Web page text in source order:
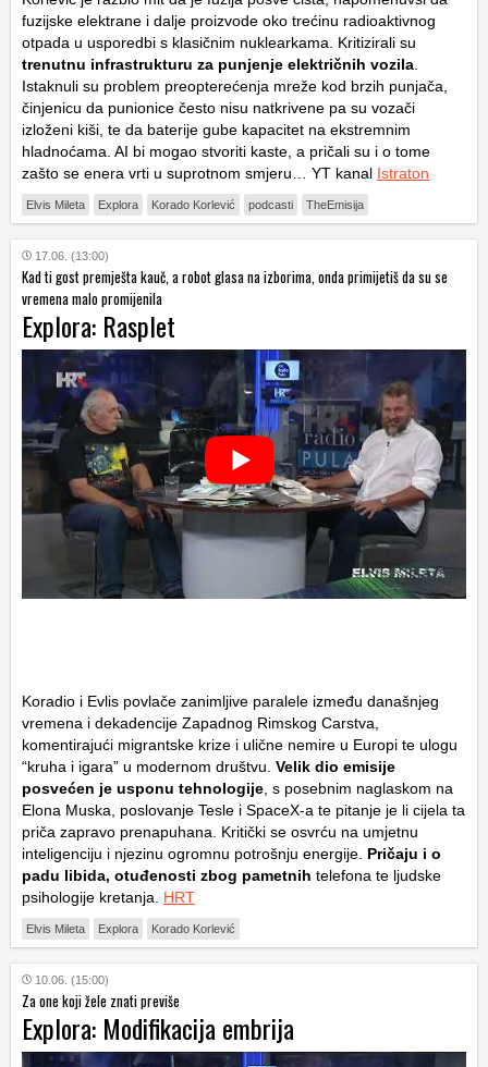
fuzijske elektrane i dalje proizvode oko trećinu radioaktivnog
otpada u usporedbi s klasičnim nuklearkama. Kritizirali su
trenutnu infrastrukturu za punjenje električnih vozila
Istaknuli su problem preopterećenja mreže kod brzih punjača,
činjenicu da punionice često nisu natkrivene pa su vozači
izloženi kiši, te da baterije gube kapacitet na ekstremnim
hladnoćama. AI bi mogao stvoriti kaste, a pričali su i o tome
zašto se enera vrti u suprotnom smjeru… YT kanal Istraton
Elvis Mileta Explora Korado Korlević podcasti TheEmisija
17.06. (13:00)
Kad ti gost premješta kauč, a robot glasa na izborima, onda primijetiš da su se
vremena malo promijenila
Explora: Rasplet
Koradio i Evlis povlače zanimljive paralele između današnjeg
vremena i dekadencije Zapadnog Rimskog Carstva,
komentirajući migrantske krize i ulične nemire u Europi te ulogu
“kruha i igara” u modernom društvu. Velik dio emisije
posvećen je usponu tehnologije , s posebnim naglaskom na
Elona Muska, poslovanje Tesle i SpaceX-a te pitanje je li cijela ta
priča zapravo prenapuhana. Kritički se osvrću na umjetnu
inteligenciju i njezinu ogromnu potrošnju energije. Pričaju i o
padu libida, otuđenosti zbog pametnih telefona te ljudske
psihologije kretanja. HRT
Elvis Mileta Explora Korado Korlević
10.06. (15:00)
Za one koji žele znati previše
Explora: Modifikacija embrija